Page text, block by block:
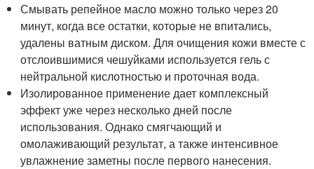
Смывать репейное масло можно только через 20
минут, когда все остатки, которые не впитались,
удалены ватным диском. Для очищения кожи вместе с
отслоившимися чешуйками используется гель с
нейтральной кислотностью и проточная вода.
Изолированное применение дает комплексный
эффект уже через несколько дней после
использования. Однако смягчающий и
омолаживающий результат, а также интенсивное
увлажнение заметны после первого нанесения.